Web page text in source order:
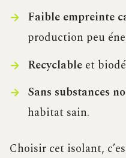
Faible empreinte
production peu
Recyclableet
Sans substances
habitat sain.
Choisir cet isolant,